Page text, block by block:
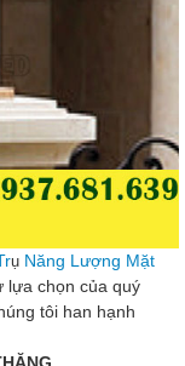
ụ Năng Lượng Mặt
lựa chọn của quý
tôi han hạnh